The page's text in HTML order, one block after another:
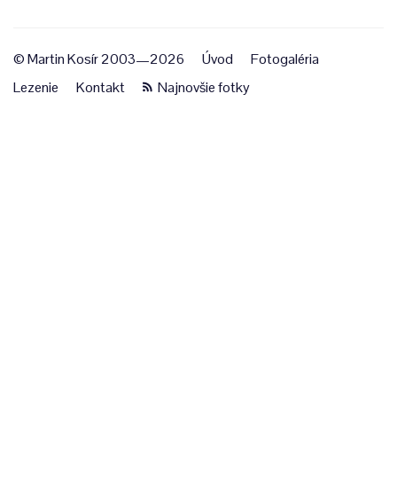
© Martin Kosír 2003—2026 Úvod
Fotogaléria
Lezenie
Kontakt Najnovšie fotky